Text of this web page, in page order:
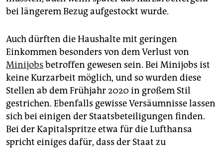
bei längerem Bezug aufgestockt wurde.
Auch dürften die Haushalte mit geringen
Einkommen besonders von dem Verlust von
Minijobs betroffen gewesen sein. Bei Minijobs ist
keine Kurzarbeit möglich, und so wurden diese
Stellen ab dem Frühjahr 2020 in großem Stil
gestrichen. Ebenfalls gewisse Versäumnisse lassen
sich bei einigen der Staatsbeteiligungen finden.
Bei der Kapitalspritze etwa für die Lufthansa
spricht einiges dafür, dass der Staat zu